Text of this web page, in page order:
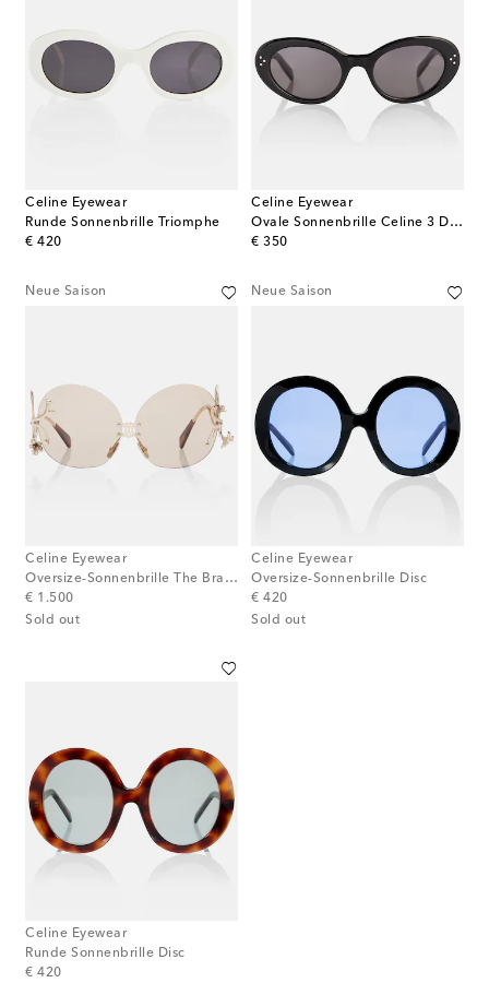
Celine Eyewear
Runde Sonnenbrille Triomphe
€ 420
original price
Celine Eyewear
Ovale Sonnenbrille Celine 3 Dots
€ 350
original price
Neue Saison
Celine Eyewear
Oversize-Sonnenbrille The Branch
€ 1.500
original price
Sold out
Neue Saison
Celine Eyewear
Oversize-Sonnenbrille Disc
€ 420
original price
Sold out
Celine Eyewear
Runde Sonnenbrille Disc
€ 420
original price